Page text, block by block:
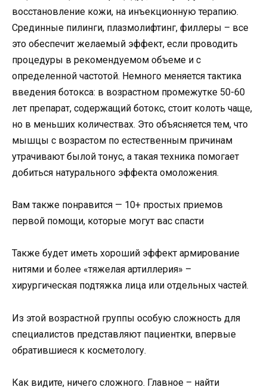
восстановление кожи, на инъекционную терапию.
Срединные пилинги, плазмолифтинг, филлеры – все
это обеспечит желаемый эффект, если проводить
процедуры в рекомендуемом объеме и с
определенной частотой. Немного меняется тактика
введения ботокса: в возрастном промежутке 50-60
лет препарат, содержащий ботокс, стоит колоть чаще,
но в меньших количествах. Это объясняется тем, что
мышцы с возрастом по естественным причинам
утрачивают былой тонус, а такая техника помогает
добиться натурального эффекта омоложения.
Вам также понравится — 10+ простых приемов
первой помощи, которые могут вас спасти
Также будет иметь хороший эффект армирование
нитями и более «тяжелая артиллерия» –
хирургическая подтяжка лица или отдельных частей.
Из этой возрастной группы особую сложность для
специалистов представляют пациентки, впервые
обратившиеся к косметологу.
Как видите, ничего сложного. Главное – найти